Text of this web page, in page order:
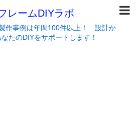
レームDIYラボ
作事例は年間100件以上！ 設計か
たのDIYをサポートします！